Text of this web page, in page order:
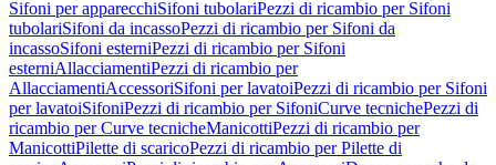
Sifoni per apparecchiSifoni tubolariPezzi di ricambio per Sifoni
tubolariSifoni da incassoPezzi di ricambio per Sifoni da
incassoSifoni esterniPezzi di ricambio per Sifoni
esterniAllacciamentiPezzi di ricambio per
AllacciamentiAccessoriSifoni per lavatoiPezzi di ricambio per Sifoni
per lavatoiSifoniPezzi di ricambio per SifoniCurve tecnichePezzi di
ricambio per Curve tecnicheManicottiPezzi di ricambio per
ManicottiPilette di scaricoPezzi di ricambio per Pilette di